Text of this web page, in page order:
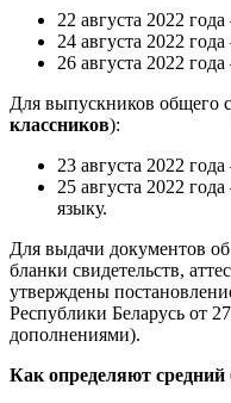
22 августа 2022
24 августа 2022
26 августа 2022
Для выпускников общего
классников):
23 августа 2022
25 августа 2022
языку.
Для выдачи документов
бланки свидетельств,
утверждены
Республики Беларусь от
дополнениями).
Как определяют средний